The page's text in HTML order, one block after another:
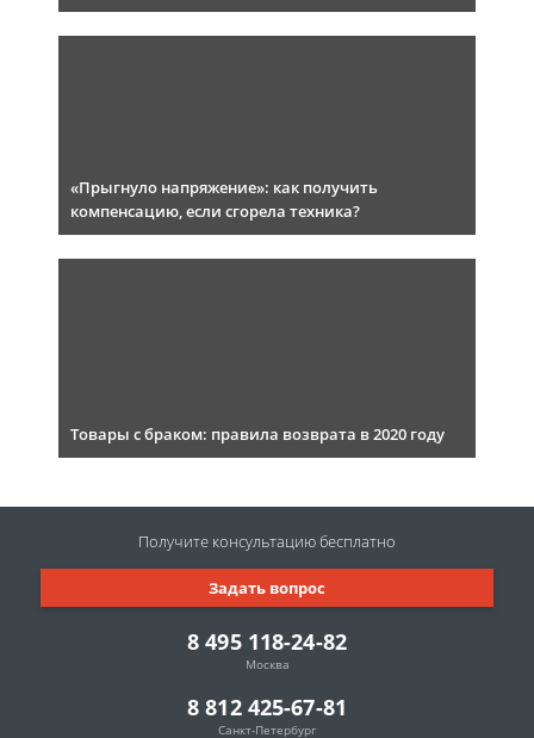
«Прыгнуло напряжение»: как получить
компенсацию, если сгорела техника?
Товары с браком: правила возврата в 2020 году
8 495 118-24-82
Москва
8 812 425-67-81
Санкт-Петербург
Задать вопрос
Получите консультациюбесплатно